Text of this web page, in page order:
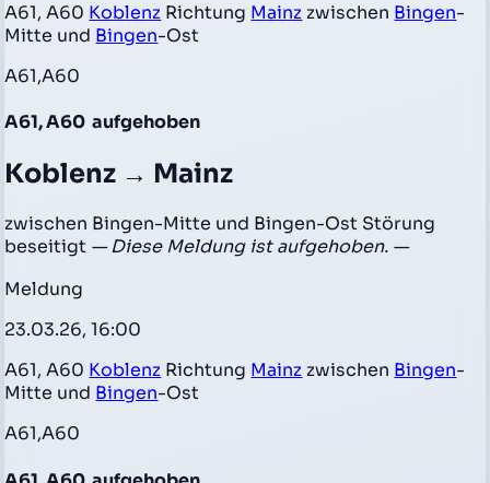
A61, A60 Koblenz Richtung Mainz zwischen Bingen-
Mitte und Bingen-Ost
A61,A60
A61, A60 aufgehoben
Koblenz → Mainz
zwischen Bingen-Mitte und Bingen-Ost Störung
beseitigt — Diese Meldung ist aufgehoben. —
Meldung
23.03.26, 16:00
A61, A60 Koblenz Richtung Mainz zwischen Bingen-
Mitte und Bingen-Ost
A61,A60